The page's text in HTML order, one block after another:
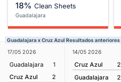
18% Clean Sheets
Guadalajara
Guadalajara x Cruz Azul Resultados anteriores
17/05 2026
Guadalajara
1
Cruz Azul
2
14/05 2026
Cruz Azul
2
Guadalajara
2